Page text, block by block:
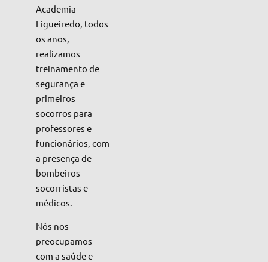
Academia
Figueiredo, todos
os anos,
realizamos
treinamento de
segurança e
primeiros
socorros para
professores e
funcionários, com
a presença de
bombeiros
socorristas e
médicos.
Nós nos
preocupamos
com a saúde e